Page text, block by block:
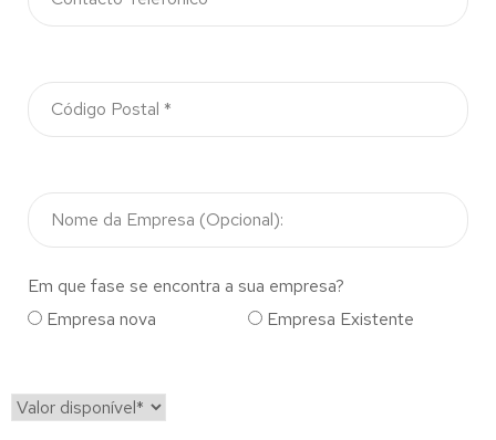
Em que fase se encontra a sua empresa?
Empresa nova
Empresa Existente